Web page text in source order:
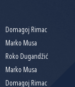
Domagoj Rimac
Marko Musa
Roko Dugandžić
Marko Musa
Domagoj Rimac